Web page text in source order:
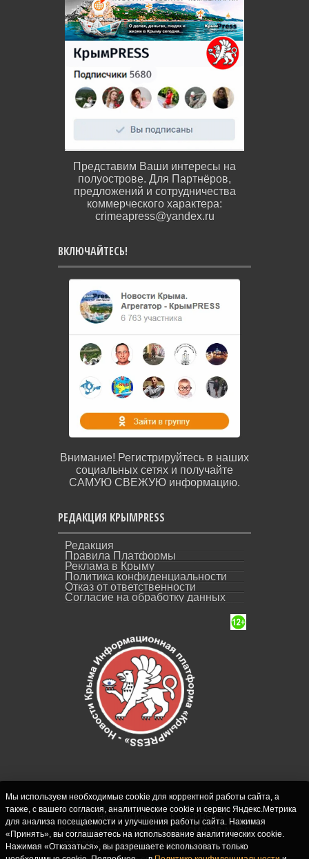
Представим Ваши интересы на
полуострове. Для Партнёров,
предложений и сотрудничества
коммерческого характера:
crimeapress@yandex.ru
ВКЛЮЧАЙТЕСЬ!
Внимание! Регистрируйтесь в наших
социальных сетях и получайте
САМУЮ СВЕЖУЮ информацию.
РЕДАКЦИЯ КРЫМPRESS
Редакция
Правила Платформы
Реклама в Крыму
Политика конфиденциальности
Отказ от ответственности
Согласие на обработку данных
СИ "Новости Крыма - КрымPRESS".
Свидетельство о регистрации СМИ ЭЛ № ФС
77-62916 выдано Федеральной службой по
Мы используем необходимые cookie для корректной работы сайта, а
также, с вашего согласия, аналитические cookie и сервис Яндекс.Метрика
для анализа посещаемости и улучшения работы сайта. Нажимая
«Принять», вы соглашаетесь на использование аналитических cookie.
Нажимая «Отказаться», вы разрешаете использовать только